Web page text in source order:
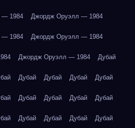
— 1984 Джордж Оруэлл — 1984
— 1984 Джордж Оруэлл — 1984
Джордж Оруэлл — 1984 Дубай
Дубай Дубай Дубай Дубай
Дубай Дубай Дубай Дубай
Дубай Дубай Дубай Дубай